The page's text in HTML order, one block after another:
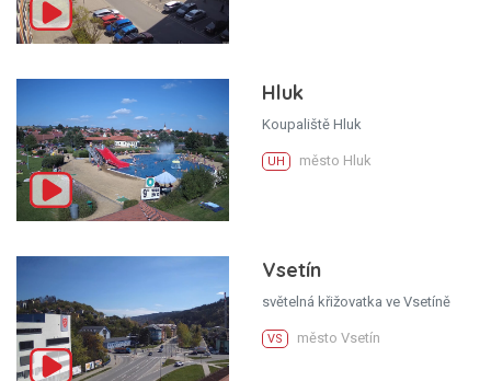
Hluk
Koupaliště Hluk
UH město Hluk
Vsetín
světelná křižovatka ve Vsetíně
VS město Vsetín